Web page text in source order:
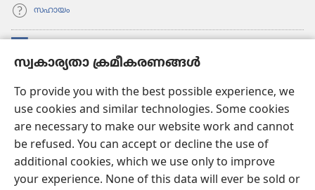
സ്വകാര്യതാ ക്രമീകരണങ്ങൾ
To provide you with the best possible experience, we
use cookies and similar technologies. Some cookies
are necessary to make our website work and cannot
be refused. You can accept or decline the use of
additional cookies, which we use only to improve
your experience. None of this data will ever be sold or
സഹായം
പേജ്
വാച്ച്ടവര്‍ ഓണ്‍ലൈന്‍ ലൈബ്രറി
(പുതിയ
പേജ്
തുറക്കുക)JW ഹബ്ബ്
(പുതിയ
പേജ്
തുറക്കുക)JW ലൈ​ബ്ര​റി